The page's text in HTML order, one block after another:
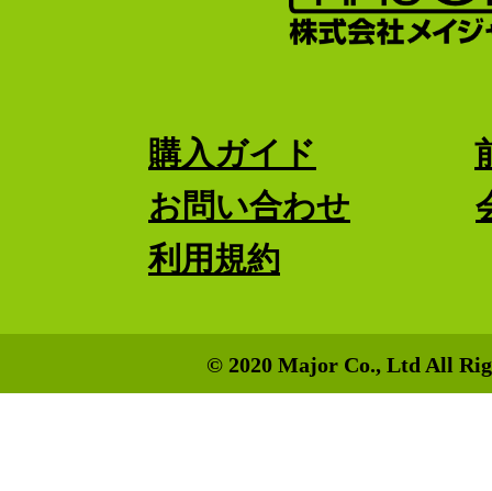
購入ガイド
お問い合わせ
利用規約
© 2020 Major Co., Ltd All